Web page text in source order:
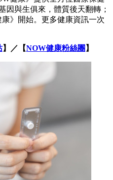
因與生俱來，體質後天翻轉；
》開始。更多健康資訊一次
】／【NOW健康粉絲團 】